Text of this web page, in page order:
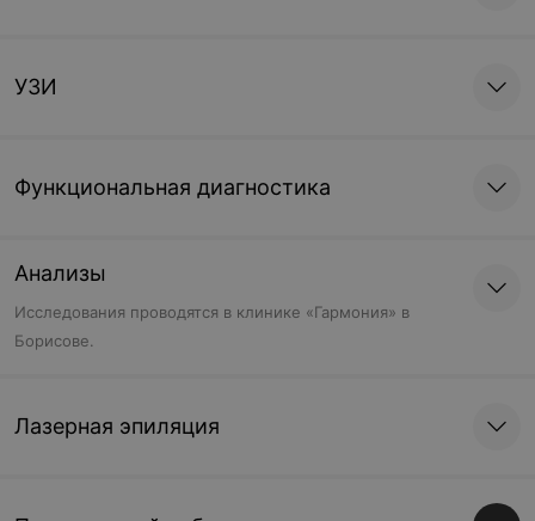
УЗИ
Функциональная диагностика
Анализы
Исследования проводятся в клинике «Гармония» в
Борисове.
Лазерная эпиляция